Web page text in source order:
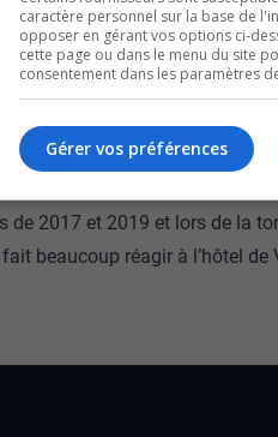
vue de son départ. Il précise
une retraite bien méritée, qui
poursuivra la mise en œuvre
la même passion et
».
sa carrière, et a toujours été
2017 et 2019 et lors de la
beaucoup réagir à l’hôtel de
caractère personnel sur la base de
opposer en gérant vos options ci-
cette page ou dans le menu du site
consentement dans les paramètres
Gérer vos préférences